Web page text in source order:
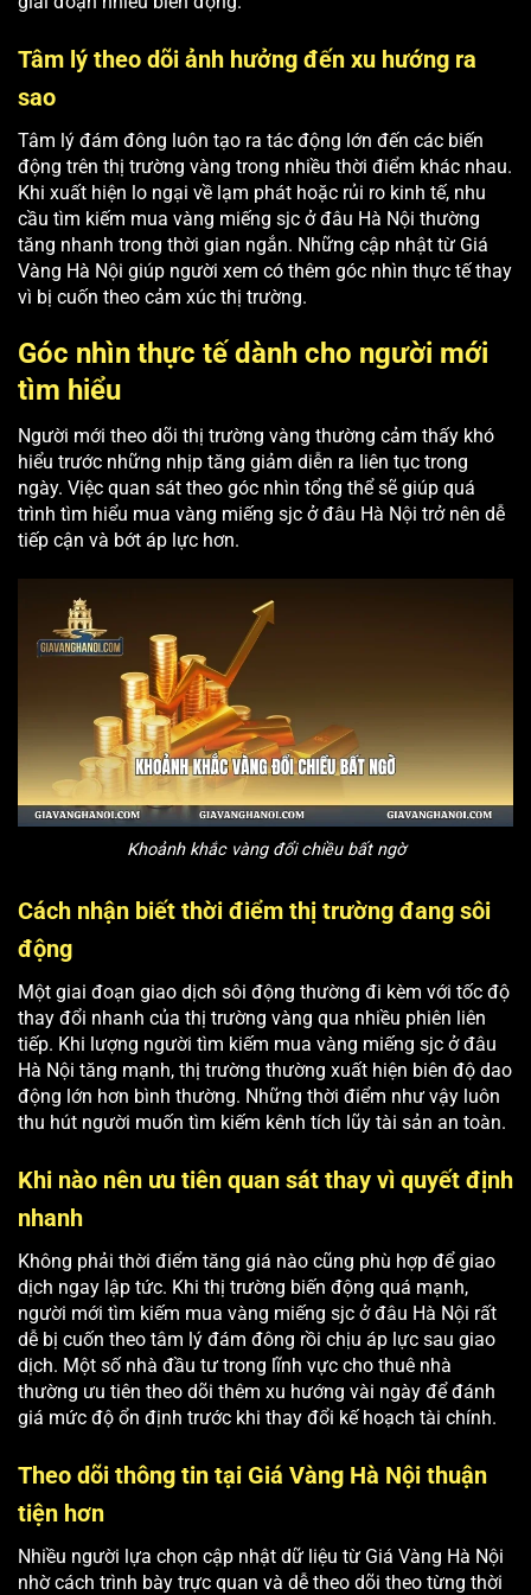
Tâm lý theo dõi ảnh hưởng đến xu hướng ra
sao
Tâm lý đám đông luôn tạo ra tác động lớn đến các biến
động trên thị trường vàng trong nhiều thời điểm khác nhau.
Khi xuất hiện lo ngại về lạm phát hoặc rủi ro kinh tế, nhu
cầu tìm kiếm mua vàng miếng sjc ở đâu Hà Nội thường
tăng nhanh trong thời gian ngắn. Những cập nhật từ Giá
Vàng Hà Nội giúp người xem có thêm góc nhìn thực tế thay
vì bị cuốn theo cảm xúc thị trường.
Góc nhìn thực tế dành cho người mới
tìm hiểu
Người mới theo dõi thị trường vàng thường cảm thấy khó
hiểu trước những nhịp tăng giảm diễn ra liên tục trong
ngày. Việc quan sát theo góc nhìn tổng thể sẽ giúp quá
trình tìm hiểu mua vàng miếng sjc ở đâu Hà Nội trở nên dễ
tiếp cận và bớt áp lực hơn.
Khoảnh khắc vàng đổi chiều bất ngờ
Cách nhận biết thời điểm thị trường đang sôi
động
Một giai đoạn giao dịch sôi động thường đi kèm với tốc độ
thay đổi nhanh của thị trường vàng qua nhiều phiên liên
tiếp. Khi lượng người tìm kiếm mua vàng miếng sjc ở đâu
Hà Nội tăng mạnh, thị trường thường xuất hiện biên độ dao
động lớn hơn bình thường. Những thời điểm như vậy luôn
thu hút người muốn tìm kiếm kênh tích lũy tài sản an toàn.
Khi nào nên ưu tiên quan sát thay vì quyết định
nhanh
Không phải thời điểm tăng giá nào cũng phù hợp để giao
dịch ngay lập tức. Khi thị trường biến động quá mạnh,
người mới tìm kiếm mua vàng miếng sjc ở đâu Hà Nội rất
dễ bị cuốn theo tâm lý đám đông rồi chịu áp lực sau giao
dịch. Một số nhà đầu tư trong lĩnh vực cho thuê nhà
thường ưu tiên theo dõi thêm xu hướng vài ngày để đánh
giá mức độ ổn định trước khi thay đổi kế hoạch tài chính.
Theo dõi thông tin tại Giá Vàng Hà Nội thuận
tiện hơn
Nhiều người lựa chọn cập nhật dữ liệu từ Giá Vàng Hà Nội
nhờ cách trình bày trực quan và dễ theo dõi theo từng thời